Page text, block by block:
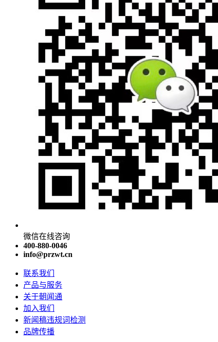
微信在线咨询
400-880-0046
info@przwt.cn
联系我们
产品与服务
关于朝闻通
加入我们
新闻稿违规词检测
品牌传播